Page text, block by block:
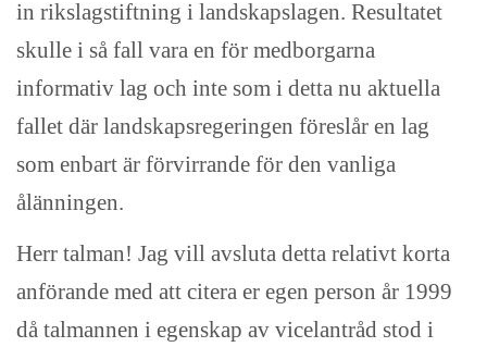
in rikslagstiftning i landskapslagen. Resultatet
skulle i så fall vara en för medborgarna
informativ lag och inte som i detta nu aktuella
fallet där landskapsregeringen föreslår en lag
som enbart är förvirrande för den vanliga
ålänningen.
Herr talman! Jag vill avsluta detta relativt korta
anförande med att citera er egen person år 1999
då talmannen i egenskap av vicelantråd stod i